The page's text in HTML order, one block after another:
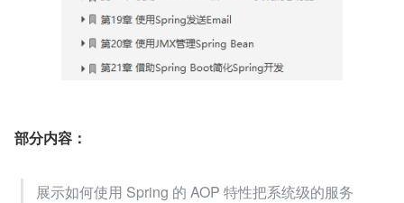
部分内容：
展示如何使用 Spring 的 AOP 特性把系统级的服务